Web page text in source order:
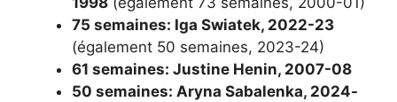
75 semaines: Iga Swiatek, 2022-23
(également 50 semaines, 2023-24)
61 semaines: Justine Henin, 2007-08
50 semaines: Aryna Sabalenka, 2024-